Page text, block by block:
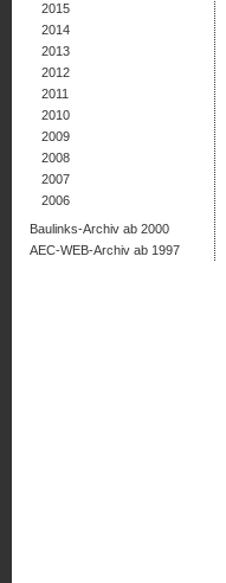
2015
2014
2013
2012
2011
2010
2009
2008
2007
2006
Baulinks-Archiv ab 2000
AEC-WEB-Archiv ab 1997